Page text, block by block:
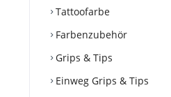
Tattoofarbe
Farbenzubehör
Grips & Tips
Einweg Grips & Tips